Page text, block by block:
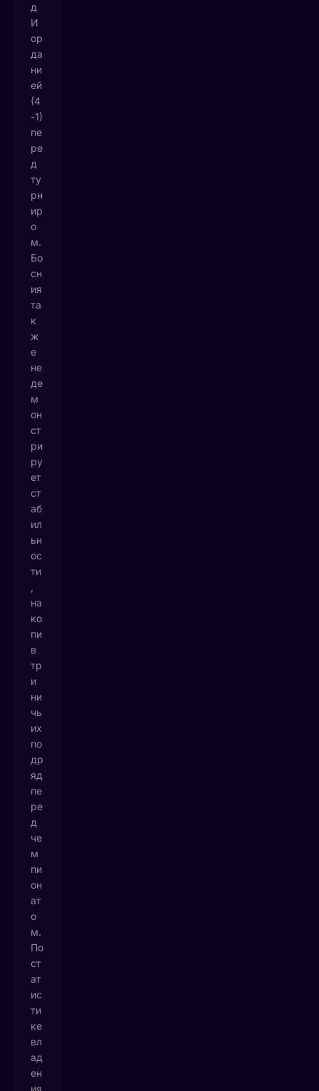
д
И
ор
да
ни
ей
(4
-1)
пе
ре
д
ту
рн
ир
о
м.
Бо
сн
ия
та
к
ж
е
не
де
м
он
ст
ри
ру
ет
ст
аб
ил
ьн
ос
ти
на
ко
пи
в
тр
и
ни
чь
их
по
др
яд
пе
ре
д
че
м
пи
он
ат
о
м.
По
ст
ат
ис
ти
ке
вл
ад
ен
ия